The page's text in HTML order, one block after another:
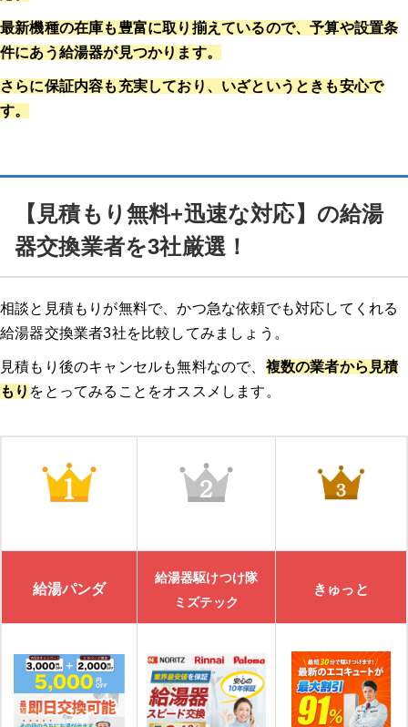
最新機種の在庫も豊富に取り揃えているので、予算や設置条
件にあう給湯器が見つかります。
さらに保証内容も充実しており、いざというときも安心で
す。
【見積もり無料+迅速な対応】の給湯
器交換業者を3社厳選！
相談と見積もりが無料で、かつ急な依頼でも対応してくれる
給湯器交換業者3社を比較してみましょう。
見積もり後のキャンセルも無料なので、 複数の業者から見積
もり をとってみることをオススメします。
給湯パンダ
給湯器駆けつけ隊
ミズテック
きゅっと